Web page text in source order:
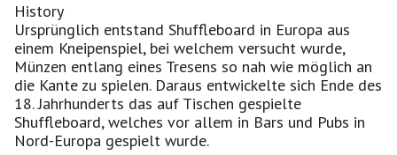
History
Ursprünglich entstand Shuffleboard in Europa aus
einem Kneipenspiel, bei welchem versucht wurde,
Münzen entlang eines Tresens so nah wie möglich an
die Kante zu spielen. Daraus entwickelte sich Ende des
18. Jahrhunderts das auf Tischen gespielte
Shuffleboard, welches vor allem in Bars und Pubs in
Nord-Europa gespielt wurde.